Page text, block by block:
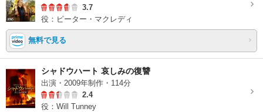
3.7
役：ピーター・マクレディ
無料で見る
シャドウハート 哀しみの復讐
出演・2009年制作・114分
2.4
役：Will Tunney